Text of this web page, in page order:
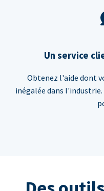
Un service
Obtenez l'aide dont
inégalée dans l'industrie.